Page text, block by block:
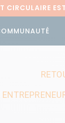
CIRCULAIRE